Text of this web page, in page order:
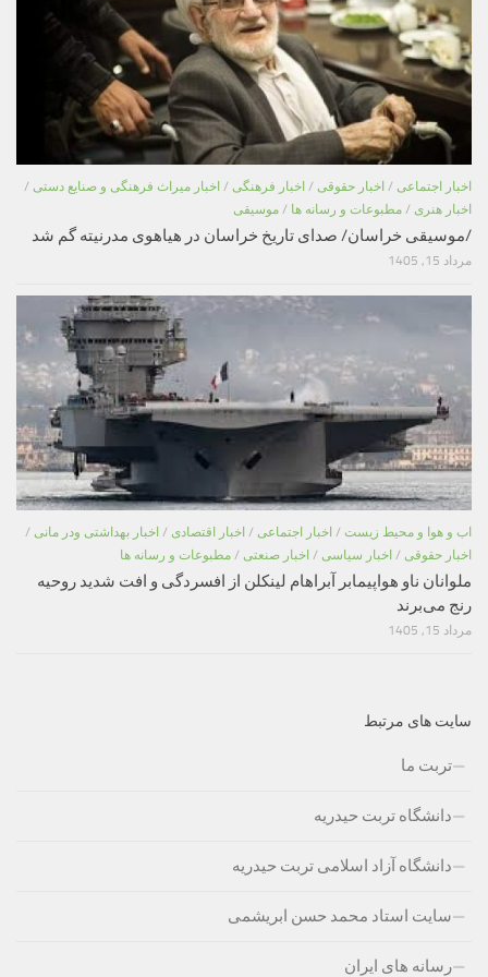
اخبار اجتماعی / اخبار حقوقی / اخبار فرهنگی / اخبار میراث فرهنگی و صنایع دستی /
اخبار هنری / مطبوعات و رسانه ها / موسیقی
/موسیقی خراسان/ صدای تاریخ خراسان در هیاهوی مدرنیته گم شد
مرداد 15, 1405
اب و هوا و محیط زیست / اخبار اجتماعی / اخبار اقتصادی / اخبار بهداشتی ودر مانی /
اخبار حقوقی / اخبار سیاسی / اخبار صنعتی / مطبوعات و رسانه ها
ملوانان ناو هواپیمابر آبراهام لینکلن از افسردگی و افت شدید روحیه
رنج می‌برند
مرداد 15, 1405
سایت های مرتبط
تربت ما
دانشگاه تربت حیدریه
دانشگاه آزاد اسلامی تربت حیدریه
سایت استاد محمد حسن ابریشمی
رسانه های ایران